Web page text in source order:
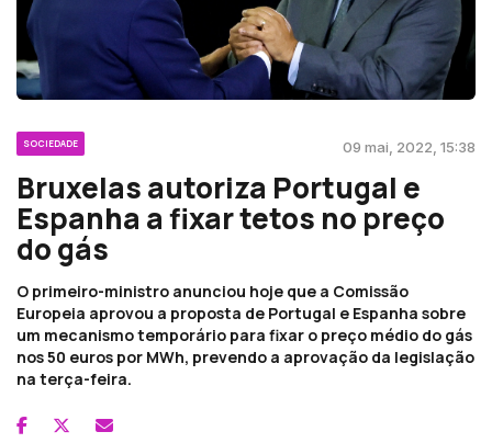
SOCIEDADE 09 mai, 2022, 15:38
Bruxelas autoriza Portugal e
Espanha a fixar tetos no preço
do gás
O primeiro-ministro anunciou hoje que a Comissão
Europeia aprovou a proposta de Portugal e Espanha sobre
um mecanismo temporário para fixar o preço médio do gás
nos 50 euros por MWh, prevendo a aprovação da legislação
na terça-feira.